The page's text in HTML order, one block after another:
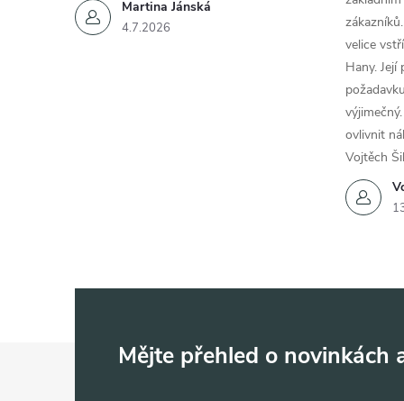
Martina Jánská
4.7.2026
velice
Hany.
ovlivnit
Vojtěch
Mějte přehled o novinkách